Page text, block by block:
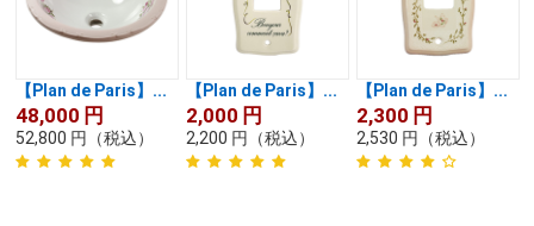
【Plan de Paris】...
48,000 円
52,800 円 （税込）
【Plan de Paris】...
2,000 円
2,200 円 （税込）
【Plan de Paris】...
2,300 円
2,530 円 （税込）